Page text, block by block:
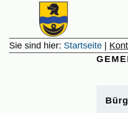
Gemeinde Unterstadion
Sie sind hier: Startseite